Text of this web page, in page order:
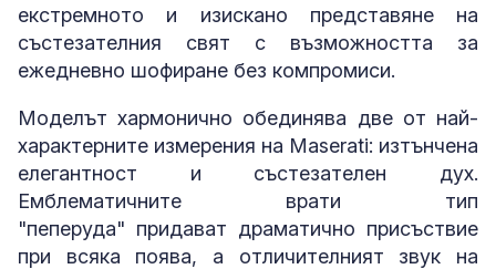
екстремното и изискано представяне на
състезателния свят с възможността за
ежедневно шофиране без компромиси.
Моделът хармонично обединява две от най-
характерните измерения на Maserati: изтънчена
елегантност и състезателен дух.
Емблематичните врати тип
"пеперуда" придават драматично присъствие
при всяка поява, а отличителният звук на